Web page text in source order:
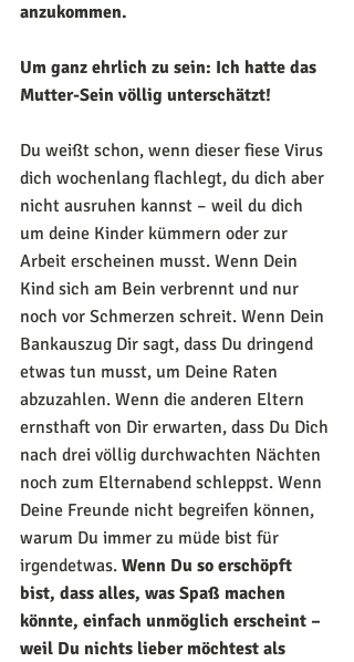
anzukommen.
Um ganz ehrlich zu sein: Ich hatte das
Mutter-Sein völlig unterschätzt!
Du weißt schon, wenn dieser fiese Virus
dich wochenlang flachlegt, du dich aber
nicht ausruhen kannst – weil du dich
um deine Kinder kümmern oder zur
Arbeit erscheinen musst. Wenn Dein
Kind sich am Bein verbrennt und nur
noch vor Schmerzen schreit. Wenn Dein
Bankauszug Dir sagt, dass Du dringend
etwas tun musst, um Deine Raten
abzuzahlen. Wenn die anderen Eltern
ernsthaft von Dir erwarten, dass Du Dich
nach drei völlig durchwachten Nächten
noch zum Elternabend schleppst. Wenn
Deine Freunde nicht begreifen können,
warum Du immer zu müde bist für
irgendetwas. Wenn Du so erschöpft
bist, dass alles, was Spaß machen
könnte, einfach unmöglich erscheint –
weil Du nichts lieber möchtest als